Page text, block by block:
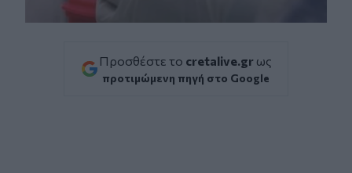
Προσθέστε το cretalive.gr ως
προτιμώμενη πηγή στο Google